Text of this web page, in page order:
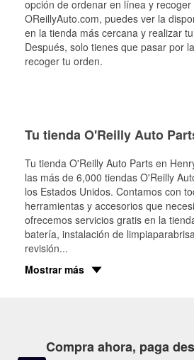
opción de ordenar en línea y
OReillyAuto.com, puedes ver la
en la tienda más cercana y realizar
Después, solo tienes que pasar por
recoger tu orden.
Tu tienda O'Reilly Auto
Tu tienda O'Reilly Auto Parts en
las más de 6,000 tiendas O'Reilly
los Estados Unidos. Contamos con
herramientas y accesorios que
ofrecemos servicios gratis en la
batería, instalación de
revisión...
Mostrar más
Compra ahora, paga